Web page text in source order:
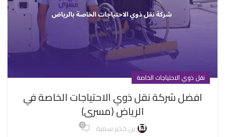
نقل ذوي الاحتياجات الخاصة
افضل شركة نقل ذوي الاحتياجات الخاصة في
الرياض (مسرى)
بن خذير سمية 0